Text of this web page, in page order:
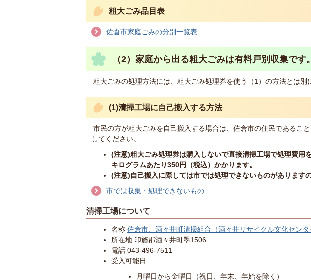
粗大ごみ品目表
佐倉市家庭ごみの分別一覧表
（2）家庭から出る粗大ごみは有料戸別収集です。
粗大ごみの処理方法には、粗大ごみ処理券を使う（1）の方法とは別
(1)清掃工場に自己搬入する方法
市民の方が粗大ごみを自己搬入する場合は、佐倉市の住民であるこ
してください。
(注意)粗大ごみ処理券は購入しないで直接清掃工場で処理費用
キログラムあたり350円（税込）かかります。
(注意)自己搬入に際しては市では処理できないものがあります
市では収集・処理できないもの
清掃工場について
名称佐倉市、酒々井町清掃組合（酒々井リサイクル文化センタ
所在地 印旛郡酒々井町墨1506
電話 043-496-7511
受入可能日
月曜日から金曜日（祝日、年末、年始を除く）